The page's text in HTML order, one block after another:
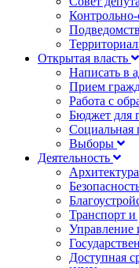
Контрольно-
Открытая власть
Написать в
Прием
Работа с
Бюджет для
Социальная
Выборы
Деятельность
Транспорт и
Управление
Доступная